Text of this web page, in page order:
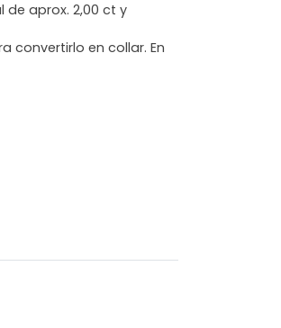
de aprox. 2,00 ct y
convertirlo en collar. En